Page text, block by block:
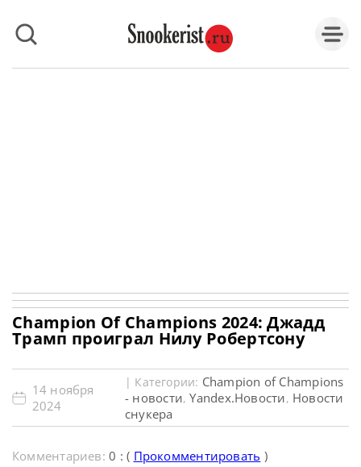
Champion Of Champions 2024: Джадд
Трамп проиграл Нилу Робертсону
14 ноября
2024
| Категории: Champion of Champions
- новости,Yandex.Новости, Новости
снукера
Комментариев:0 : ( Прокомментировать )